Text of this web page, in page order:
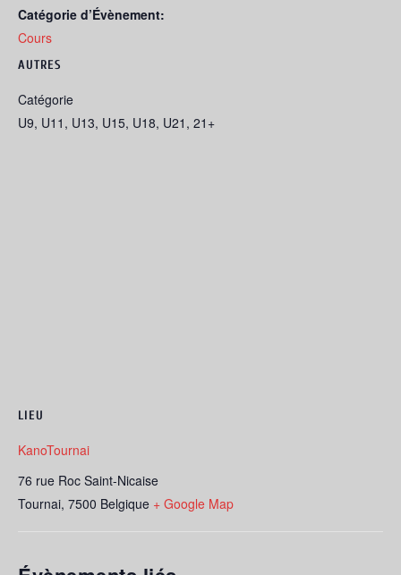
Catégorie d’Évènement:
Cours
AUTRES
Catégorie
U9, U11, U13, U15, U18, U21, 21+
LIEU
KanoTournai
76 rue Roc Saint-Nicaise
Tournai, 7500 Belgique + Google Map